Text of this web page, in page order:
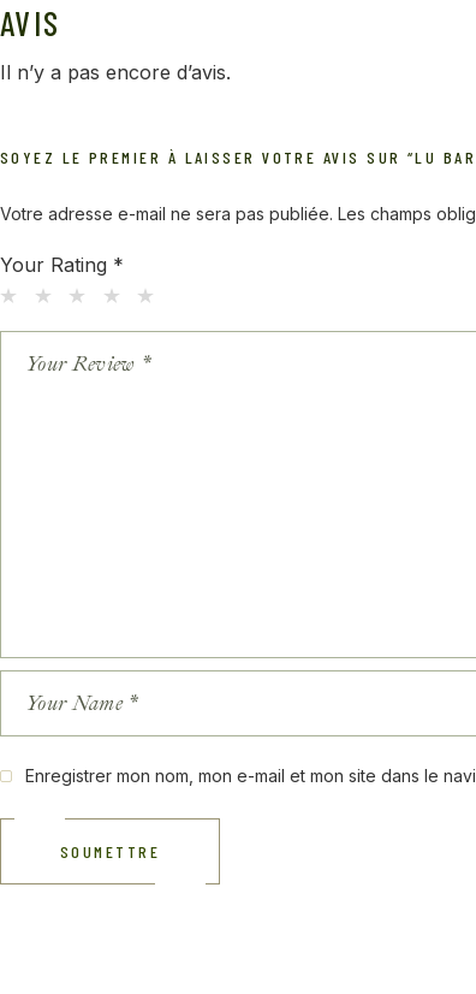
AVIS
Il n’y a pas encore d’avis.
SOYEZ LE PREMIER À LAISSER VOTRE AVIS SUR “LU
Votre adresse e-mail ne sera pas publiée. Les champs
Your Rating *
Enregistrer mon nom, mon e-mail et mon site dans le
SOUMETTRE